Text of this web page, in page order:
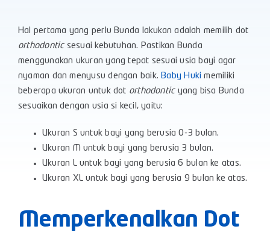
Hal pertama yang perlu Bunda lakukan adalah memilih dot
orthodontic sesuai kebutuhan. Pastikan Bunda
menggunakan ukuran yang tepat sesuai usia bayi agar
nyaman dan menyusu dengan baik.Baby Huki memiliki
beberapa ukuran untuk dot orthodontic yang bisa Bunda
sesuaikan dengan usia si kecil, yaitu:
Ukuran S untuk bayi yang berusia 0-3 bulan.
Ukuran M untuk bayi yang berusia 3 bulan.
Ukuran L untuk bayi yang berusia 6 bulan ke atas.
Ukuran XL untuk bayi yang berusia 9 bulan ke atas.
Memperkenalkan Dot